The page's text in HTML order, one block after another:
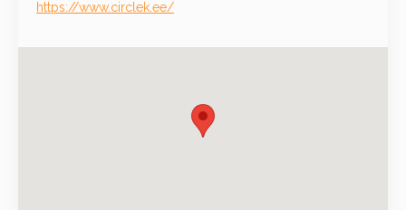
https://www.circlek.ee/